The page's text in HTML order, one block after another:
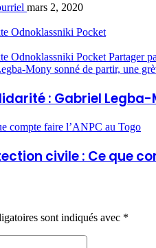
mars 2, 2020
Odnoklassniki Pocket
Odnoklassniki Pocket Partager
Mony sonné de partir, une
: Gabriel
compte faire l’ANPC au Togo
civile : Ce que
sont indiqués avec *